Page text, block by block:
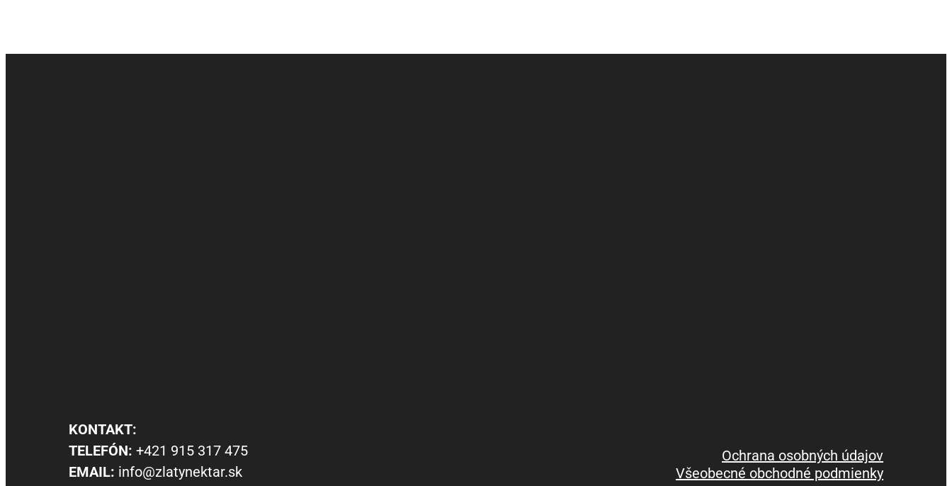
KONTAKT:
TELEFÓN: +421 915 317 475
EMAIL: info@zlatynektar.sk
Ochrana osobných údajov
Všeobecné obchodné podmienky